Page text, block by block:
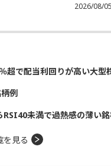
2026/08/05
超で配当利回りが高い大型
例
RSI40未満で過熱感の薄い
を見る